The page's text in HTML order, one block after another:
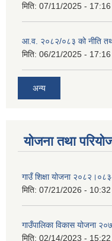
मिति: 07/11/2025 - 17:16
आ.व. २०८२/०८३ को नीति
मिति: 06/21/2025 - 17:16
अन्य
योजना तथा
गाउँ शिक्षा योजना
मिति: 07/21/2026 - 10:32
गाउँपालिका विकास योजना
मिति: 02/14/2023 - 15:22